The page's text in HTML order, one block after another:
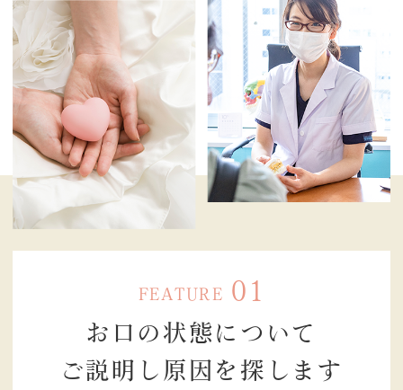
2025.11.19
12月27日土曜日は午前のみ 13時までの診療
FEATURE 01
お口の状態に ついて
ご説明し原因を 探します